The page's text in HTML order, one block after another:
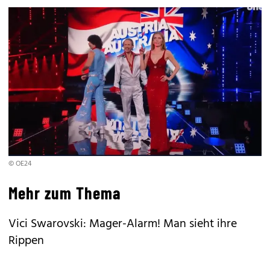
© OE24
Mehr zum Thema
Vici Swarovski: Mager-Alarm! Man sieht ihre
Rippen